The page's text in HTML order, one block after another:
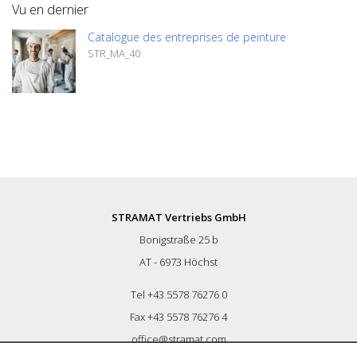
facilement en cliquant sur l'image
correspondante pour accéder à la page
correspondante. Si vous avez besoin
d'informations supplémentaires, cliquez
sur l'image du produit. Vous serez alors
redirigé vers notre site web. Vous pouvez
Vu en dernier
Catalogue des entreprises de peinture
STR_MA_40
STRAMAT Vertriebs GmbH
Bonigstraße 25 b
AT - 6973 Höchst
Tel +43 5578 76276 0
Fax +43 5578 76276 4
office@stramat.com